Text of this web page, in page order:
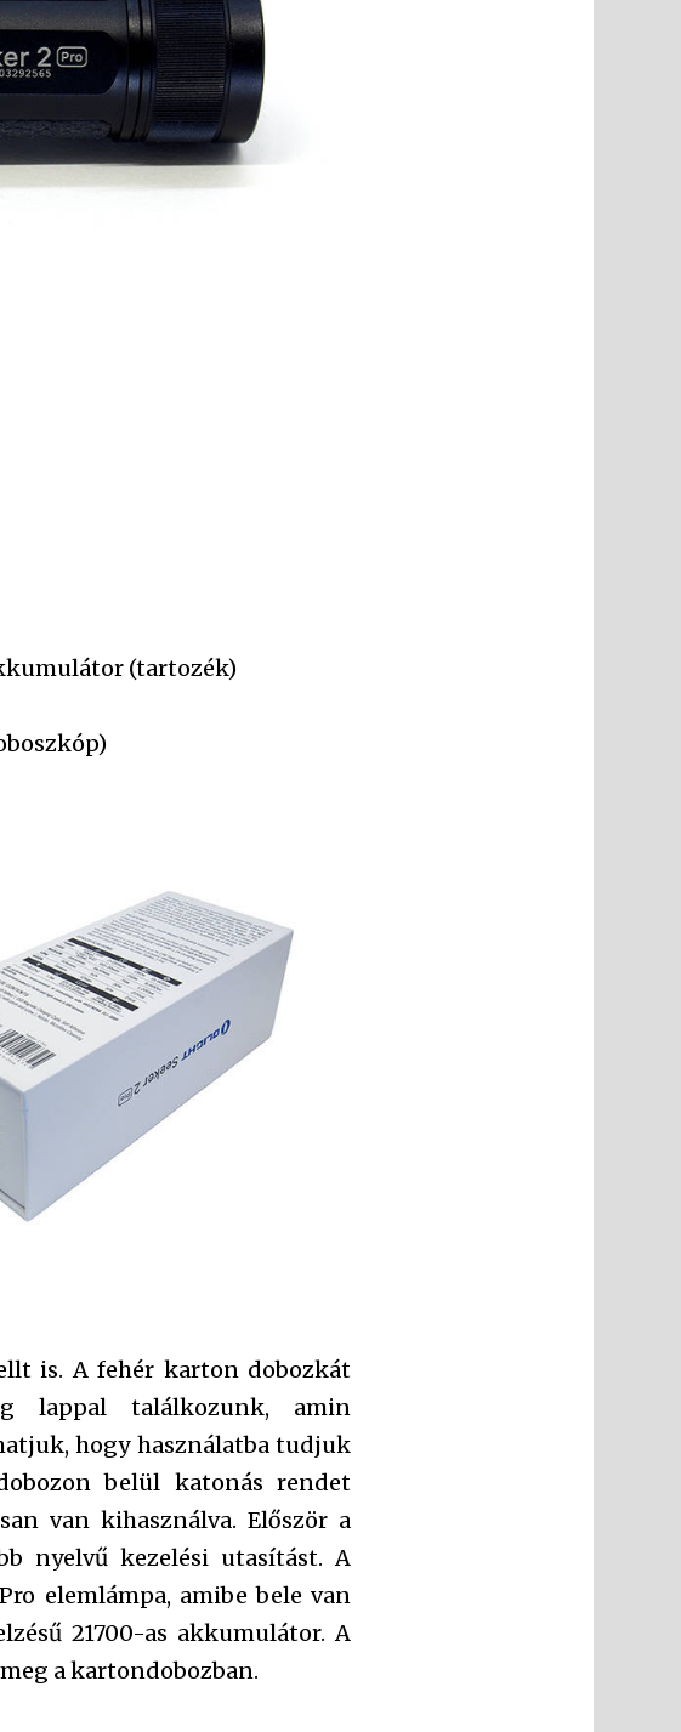
(tartozék)
is. A fehér karton dobozkát
lappal találkozunk, amin
hogy használatba tudjuk
belül katonás rendet
van kihasználva. Először a
nyelvű kezelési utasítást. A
elemlámpa, amibe bele van
21700-as akkumulátor. A
a kartondobozban.